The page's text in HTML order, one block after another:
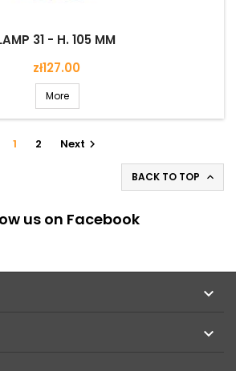
31 - H. 105 MM
Price
zł127.00
More
1 2 Next 
BACK TO TOP 
us on Facebook

